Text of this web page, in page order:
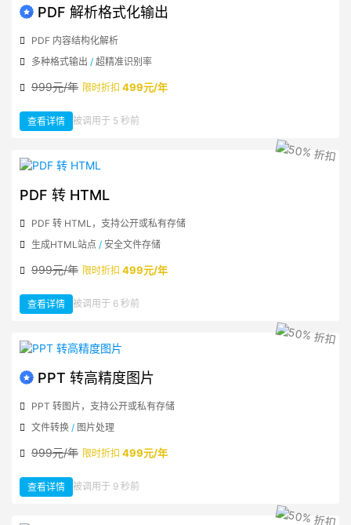
文
本
PDF 解析格式化输出
PDF 内容结构化解析
多种格式输出 / 超精准识别率
999元/年 限时折扣 499元/年
查看详情 ：
PDF
式
化
被调用于 5 秒前
PDF 转 HTML
PDF 转 HTML，支持公开或私有存储
生成HTML站点 / 安全文件存储
999元/年 限时折扣 499元/年
查看详情 ：
PDF
被调用于 6 秒前
PPT 转高精度图片
PPT 转图片，支持公开或私有存储
文件转换 / 图片处理
999元/年 限时折扣 499元/年
查看详情 ：
PPT
被调用于 9 秒前